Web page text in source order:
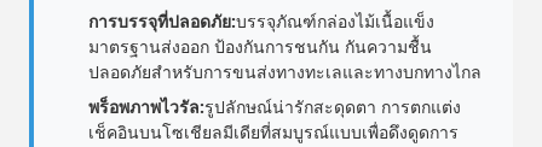
การบรรจุที่ปลอดภัย:บรรจุภัณฑ์กล่องไม้เนื้อแข็ง
มาตรฐานส่งออก ป้องกันการชนกัน กันความชื้น
ปลอดภัยสำหรับการขนส่งทางทะเลและทางบกทางไกล
พร็อพภาพไวรัล:รูปลักษณ์น่ารักสะดุดตา การตกแต่ง
เช็คอินบนโซเชียลมีเดียที่สมบูรณ์แบบเพื่อดึงดูดการ